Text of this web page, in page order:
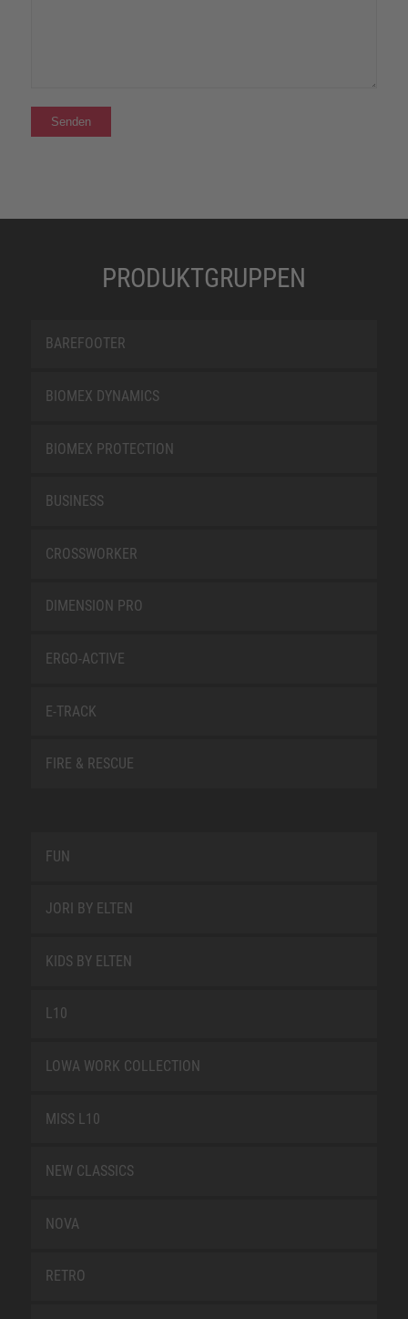
PRODUKTGRUPPEN
BAREFOOTER
BIOMEX DYNAMICS
BIOMEX PROTECTION
BUSINESS
CROSSWORKER
DIMENSION PRO
ERGO-ACTIVE
E-TRACK
FIRE & RESCUE
FUN
JORI BY ELTEN
KIDS BY ELTEN
L10
LOWA WORK COLLECTION
MISS L10
NEW CLASSICS
NOVA
RETRO